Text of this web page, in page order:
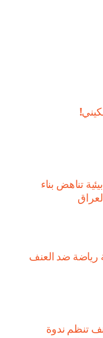
تناهض بناء
رياضة ضد العنف
تنظم ندوة